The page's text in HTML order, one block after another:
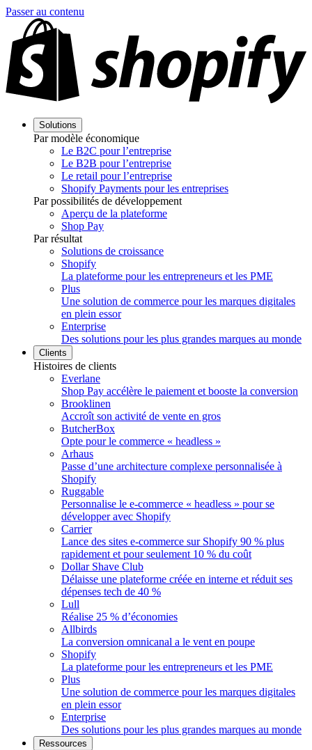
Passer au contenu
Solutions
Par modèle économique
Le B2C pour l’entreprise
Le B2B pour l’entreprise
Le retail pour l’entreprise
Shopify Payments pour les entreprises
Par possibilités de développement
Aperçu de la plateforme
Shop Pay
Par résultat
Solutions de croissance
Shopify
La plateforme pour les entrepreneurs et les PME
Plus
Une solution de commerce pour les marques digitales
en plein essor
Enterprise
Des solutions pour les plus grandes marques au monde
Clients
Histoires de clients
Everlane
Shop Pay accélère le paiement et booste la conversion
Brooklinen
Accroît son activité de vente en gros
ButcherBox
Opte pour le commerce « headless »
Arhaus
Passe d’une architecture complexe personnalisée à
Shopify
Ruggable
Personnalise le e-commerce « headless » pour se
développer avec Shopify
Carrier
Lance des sites e-commerce sur Shopify 90 % plus
rapidement et pour seulement 10 % du coût
Dollar Shave Club
Délaisse une plateforme créée en interne et réduit ses
dépenses tech de 40 %
Lull
Réalise 25 % d’économies
Allbirds
La conversion omnicanal a le vent en poupe
Shopify
La plateforme pour les entrepreneurs et les PME
Plus
Une solution de commerce pour les marques digitales
en plein essor
Enterprise
Des solutions pour les plus grandes marques au monde
Ressources